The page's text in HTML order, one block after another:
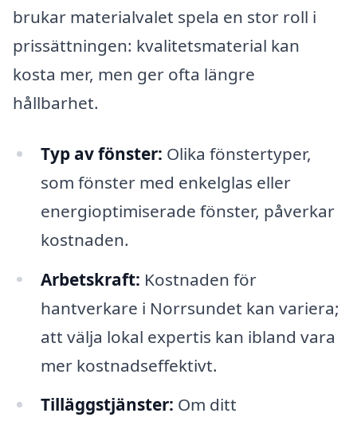
brukar materialvalet spela en stor roll i
prissättningen: kvalitetsmaterial kan
kosta mer, men ger ofta längre
hållbarhet.
Typ av fönster: Olika fönstertyper,
som fönster med enkelglas eller
energioptimiserade fönster, påverkar
kostnaden.
Arbetskraft: Kostnaden för
hantverkare i Norrsundet kan variera;
att välja lokal expertis kan ibland vara
mer kostnadseffektivt.
Tilläggstjänster: Om ditt